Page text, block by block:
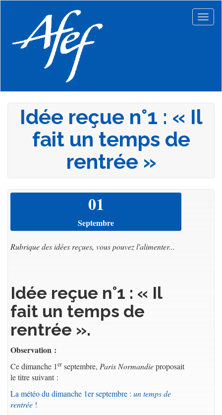
principal
Idée reçue n°1 : « Il
fait un temps de
rentrée »
01
Septembre
Rubrique des idées reçues, vous pouvez l'alimenter...
Idée reçue n°1 : « Il
fait un temps de
rentrée ».
Observation :
Ce dimanche 1er septembre, Paris Normandieproposait
le titre suivant :
La météo du dimanche 1er septembre : un temps de
rentrée !